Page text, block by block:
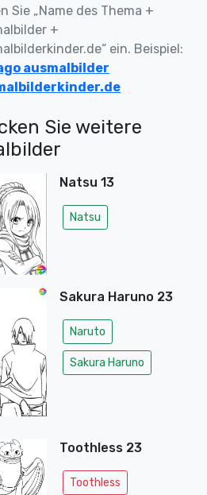
Sie „Name des Thema +
+
ein. Beispiel:
ausmalbilder
Sie weitere
Natsu 13
Natsu
Sakura Haruno 23
Naruto
Sakura Haruno
Toothless 23
Toothless